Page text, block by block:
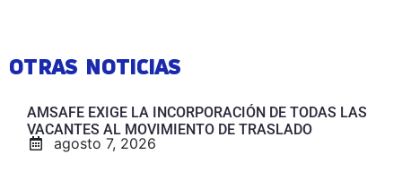
OTRAS NOTICIAS
AMSAFE EXIGE LA INCORPORACIÓN DE TODAS LAS
VACANTES AL MOVIMIENTO DE TRASLADO
agosto 7, 2026